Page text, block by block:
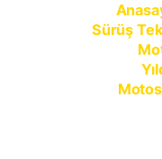
Sürüş